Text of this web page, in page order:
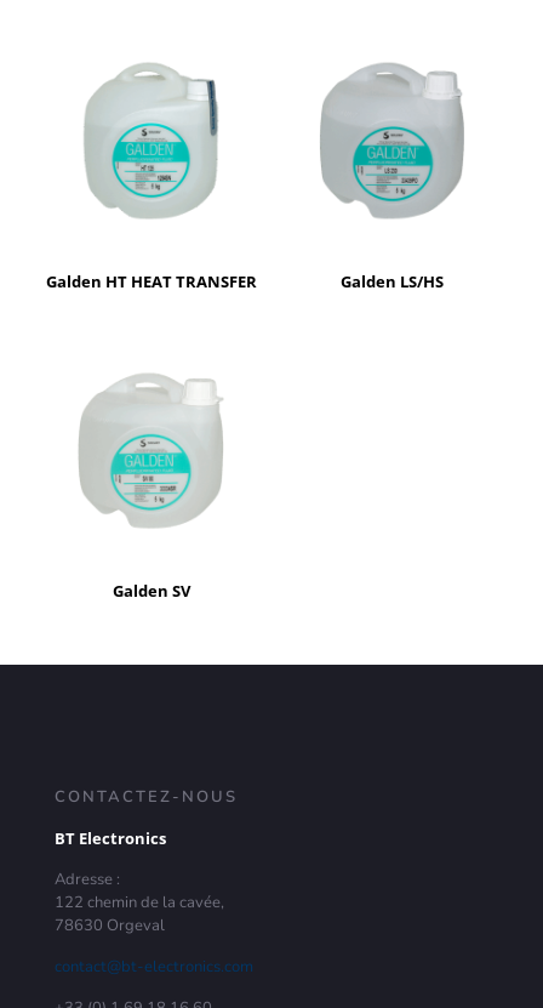
Galden HT HEAT TRANSFER Galden LS/HS
Galden SV
CONTACTEZ-NOUS
BT Electronics
Adresse :
122 chemin de la cavée,
78630 Orgeval
contact@bt-electronics.com